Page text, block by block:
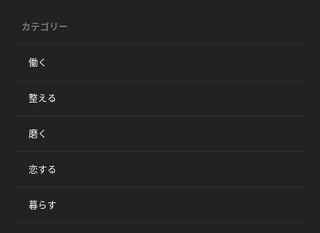
カテゴリー
働く
整える
磨く
恋する
暮らす